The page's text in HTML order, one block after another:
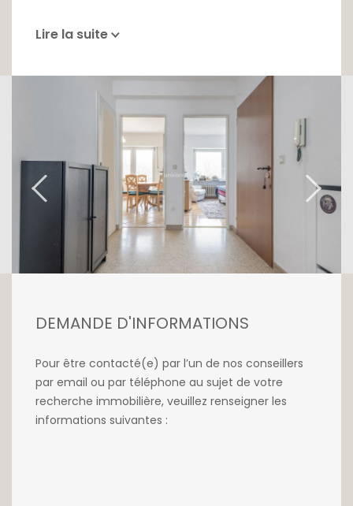
Lire la suite
DEMANDE D'INFORMATIONS
Pour être contacté(e) par l’un de nos conseillers
par email ou par téléphone au sujet de votre
recherche immobilière, veuillez renseigner les
informations suivantes :